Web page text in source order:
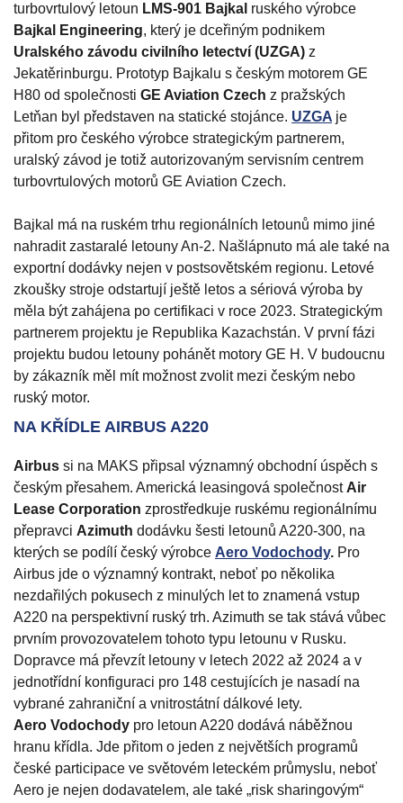
turbovrtulový letoun LMS-901 Bajkal ruského výrobce
Bajkal Engineering, který je dceřiným podnikem
Uralského závodu civilního letectví (UZGA) z
Jekatěrinburgu. Prototyp Bajkalu s českým motorem GE
H80 od společnosti GE Aviation Czech z pražských
Letňan byl představen na statické stojánce. UZGA je
přitom pro českého výrobce strategickým partnerem,
uralský závod je totiž autorizovaným servisním centrem
turbovrtulových motorů GE Aviation Czech.
Bajkal má na ruském trhu regionálních letounů mimo jiné
nahradit zastaralé letouny An-2. Našlápnuto má ale také na
exportní dodávky nejen v postsovětském regionu. Letové
zkoušky stroje odstartují ještě letos a sériová výroba by
měla být zahájena po certifikaci v roce 2023. Strategickým
partnerem projektu je Republika Kazachstán. V první fázi
projektu budou letouny pohánět motory GE H. V budoucnu
by zákazník měl mít možnost zvolit mezi českým nebo
ruský motor.
NA KŘÍDLE AIRBUS A220
Airbus si na MAKS připsal významný obchodní úspěch s
českým přesahem. Americká leasingová společnost Air
Lease Corporation zprostředkuje ruskému regionálnímu
přepravci Azimuth dodávku šesti letounů A220-300, na
kterých se podílí český výrobce Aero Vodochody. Pro
Airbus jde o významný kontrakt, neboť po několika
nezdařilých pokusech z minulých let to znamená vstup
A220 na perspektivní ruský trh. Azimuth se tak stává vůbec
prvním provozovatelem tohoto typu letounu v Rusku.
Dopravce má převzít letouny v letech 2022 až 2024 a v
jednotřídní konfiguraci pro 148 cestujících je nasadí na
vybrané zahraniční a vnitrostátní dálkové lety.
Aero Vodochody pro letoun A220 dodává náběžnou
hranu křídla. Jde přitom o jeden z největších programů
české participace ve světovém leteckém průmyslu, neboť
Aero je nejen dodavatelem, ale také „risk sharingovým“